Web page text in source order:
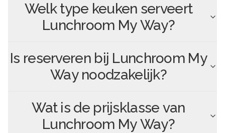
Welk type keuken serveert
Lunchroom My Way?
Is reserveren bij Lunchroom My
Waynoodzakelijk?
Wat is de prijsklasse van
Lunchroom My Way?